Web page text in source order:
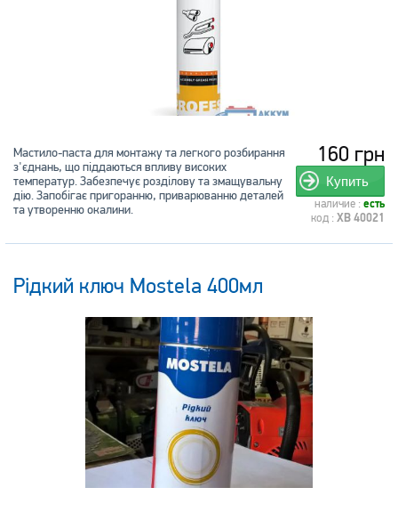
160 грн
Купить
наличие : есть
код : XB 40021
Мастило-паста для монтажу та легкого розбирання
з'єднань, що піддаються впливу високих
температур. Забезпечує розділову та змащувальну
дію. Запобігає пригоранню, приварюванню деталей
та утворенню окалини.
Рідкий ключ Mostela 400мл